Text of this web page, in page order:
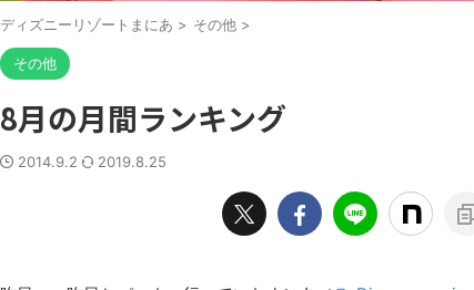
ディズニーリゾートまにあ > その他 >
その他
8月の月間ランキング
2014.9.2 2019.8.25